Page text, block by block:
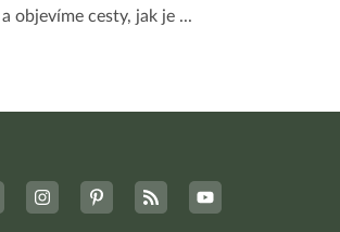
objevíme cesty, jak je ...